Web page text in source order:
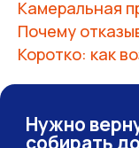
Камеральная
Почему
Коротко: как